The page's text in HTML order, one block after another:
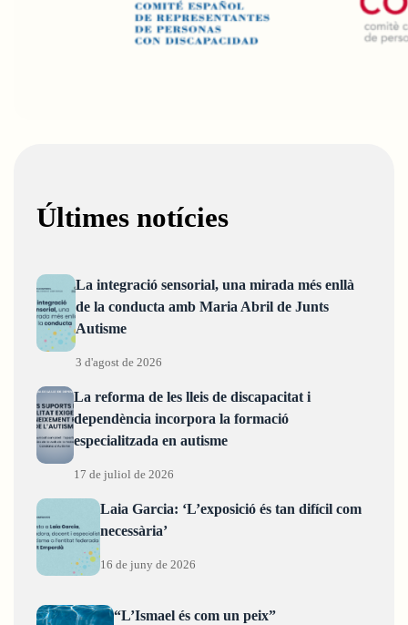
Últimes notícies
La integració sensorial, una mirada més enllà
de la conducta amb Maria Abril de Junts
Autisme
3 d'agost de 2026
La reforma de les lleis de discapacitat i
dependència incorpora la formació
especialitzada en autisme
17 de juliol de 2026
Laia Garcia: ‘L’exposició és tan difícil com
necessària’
16 de juny de 2026
“L’Ismael és com un peix”